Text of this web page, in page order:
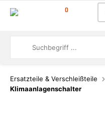
0
Ersatzteile & Verschleißteile
Klimaanlagenschalter